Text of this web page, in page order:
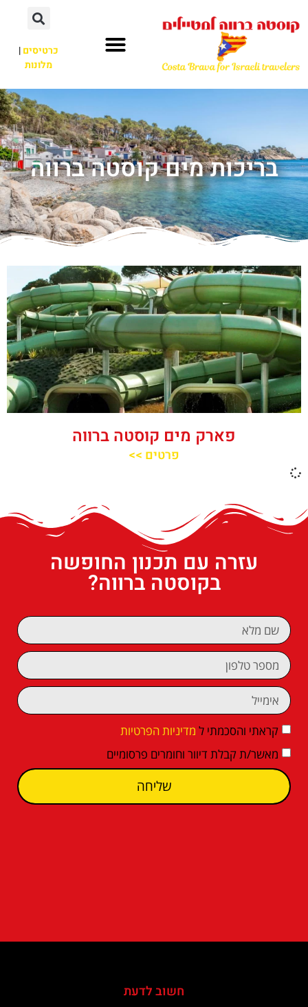
כרטיסים|
מלונות
בריכות מים קוסטה ברווה
פארק מים קוסטה ברווה
פרטים >>
עזרה עם תכנון החופשה
בקוסטה ברווה?
קראתי והסכמתי ל מדיניות הפרטיות
מאשר/ת קבלת דיוור וחומרים פרסומיים
שליחה
חשוב לדעת